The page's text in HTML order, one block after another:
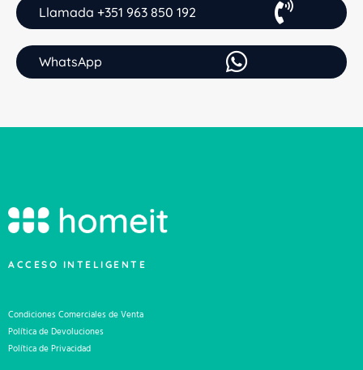
Llamada +351 963 850 192
WhatsApp
ACCESO INTELIGENTE
Condiciones Comerciales de Venta
Política de Devoluciones
Política de Privacidad